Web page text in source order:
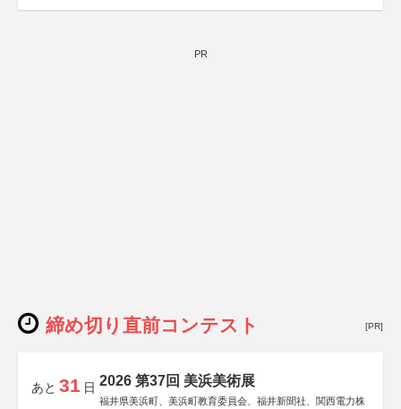
PR
締め切り直前コンテスト [PR]
あと 31 日 2026 第37回 美浜美術展
福井県美浜町、美浜町教育委員会、福井新聞社、関西電力株